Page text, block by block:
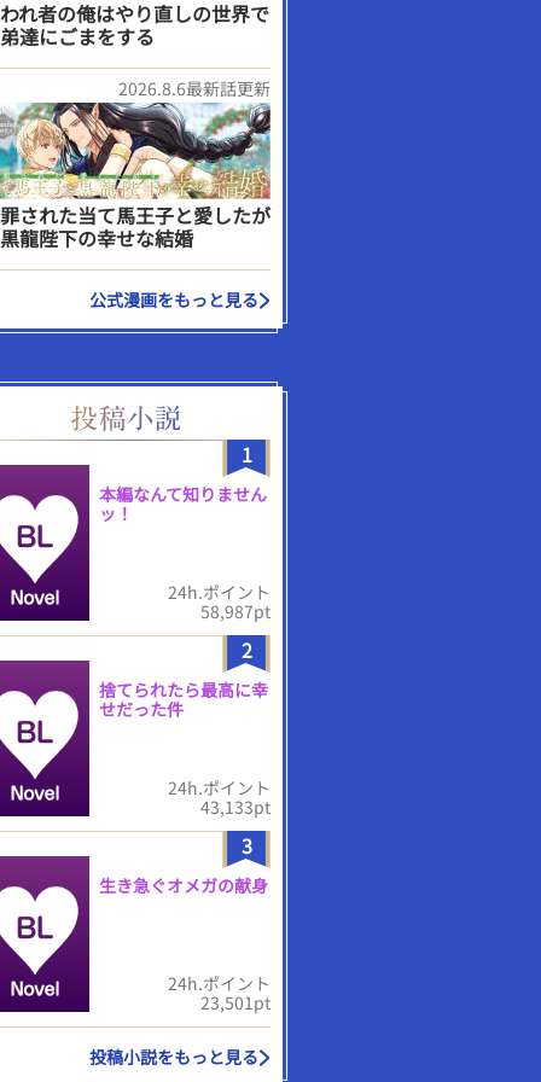
れ者の俺はやり直しの世界で
達にごまをする
2026.8.6最新話更新
された当て馬王子と愛したが
龍陛下の幸せな結婚
公式漫画をもっと見る
1
本編なんて知りません
ッ！
24h.ポイント
58,987pt
2
捨てられたら最高に幸
せだった件
24h.ポイント
43,133pt
3
生き急ぐオメガの献身
24h.ポイント
23,501pt
投稿小説をもっと見る